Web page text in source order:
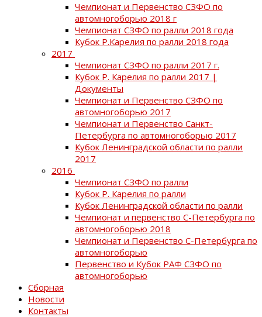
Чемпионат и Первенство СЗФО по
автомногоборью 2018 г
Чемпионат СЗФО по ралли 2018 года
Кубок Р.Карелия по ралли 2018 года
2017
Чемпионат СЗФО по ралли 2017 г.
Кубок Р. Карелия по ралли 2017 |
Документы
Чемпионат и Первенство СЗФО по
автомногоборью 2017
Чемпионат и Первенство Санкт-
Петербурга по автомногоборью 2017
Кубок Ленинградской области по ралли
2017
2016
Чемпионат СЗФО по ралли
Кубок Р. Карелия по ралли
Кубок Ленинградской области по ралли
Чемпионат и первенство С-Петербурга по
автомногоборью 2018
Чемпионат и Первенство С-Петербурга по
автомногоборью
Первенство и Кубок РАФ СЗФО по
автомногоборью
Сборная
Новости
Контакты